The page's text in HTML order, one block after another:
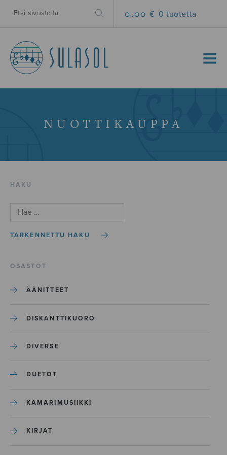
0.00 € 0 tuotetta
MENU
NUOTTIKAUPPA
HAKU
TARKENNETTU HAKU
OSASTOT
ÄÄNITTEET
DISKANTTIKUORO
DIVERSE
DUETOT
KAMARIMUSIIKKI
KIRJAT